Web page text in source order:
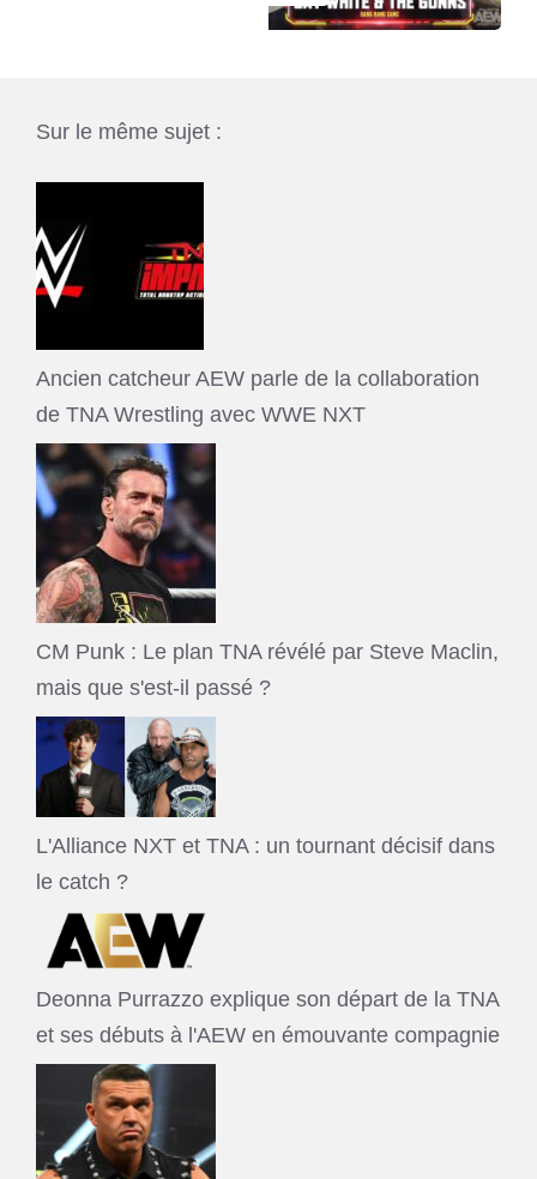
Sur le même sujet :
Ancien catcheur AEW parle de la collaboration
de TNA Wrestling avec WWE NXT
CM Punk : Le plan TNA révélé par Steve Maclin,
mais que s'est-il passé ?
L'Alliance NXT et TNA : un tournant décisif dans
le catch ?
Deonna Purrazzo explique son départ de la TNA
et ses débuts à l'AEW en émouvante compagnie